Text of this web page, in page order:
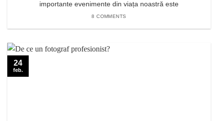
importante evenimente din viața noastră este
8 COMMENTS
24
feb.